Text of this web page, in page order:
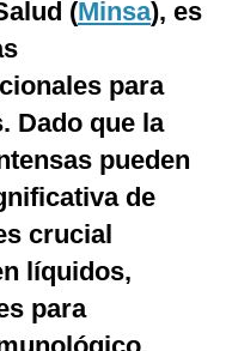
(Minsa), es
para
Dado que la
pueden
de
crucial
líquidos,
para